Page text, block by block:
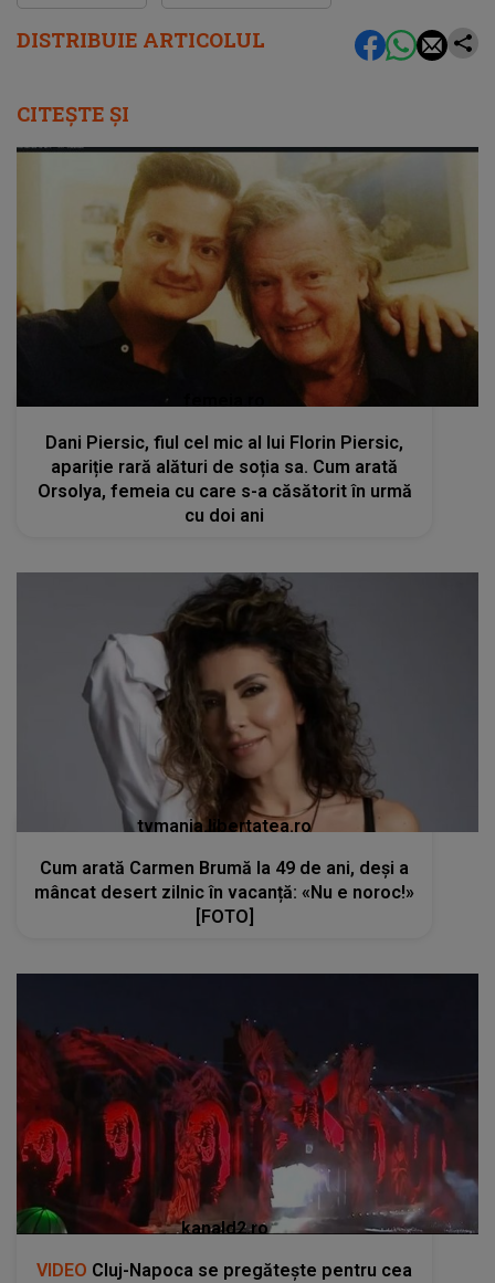
DISTRIBUIE ARTICOLUL
CITEȘTE ȘI
Dani Piersic, fiul cel mic al lui Florin Piersic,
apariție rară alături de soția sa. Cum arată
Orsolya, femeia cu care s-a căsătorit în urmă
cu doi ani
tvmania.libertatea.ro
Cum arată Carmen Brumă la 49 de ani, deși a
mâncat desert zilnic în vacanță: «Nu e noroc!»
[FOTO]
kanald2.ro
VIDEO Cluj-Napoca se pregătește pentru cea